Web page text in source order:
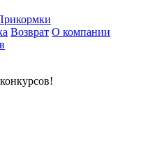
Возврат О компании